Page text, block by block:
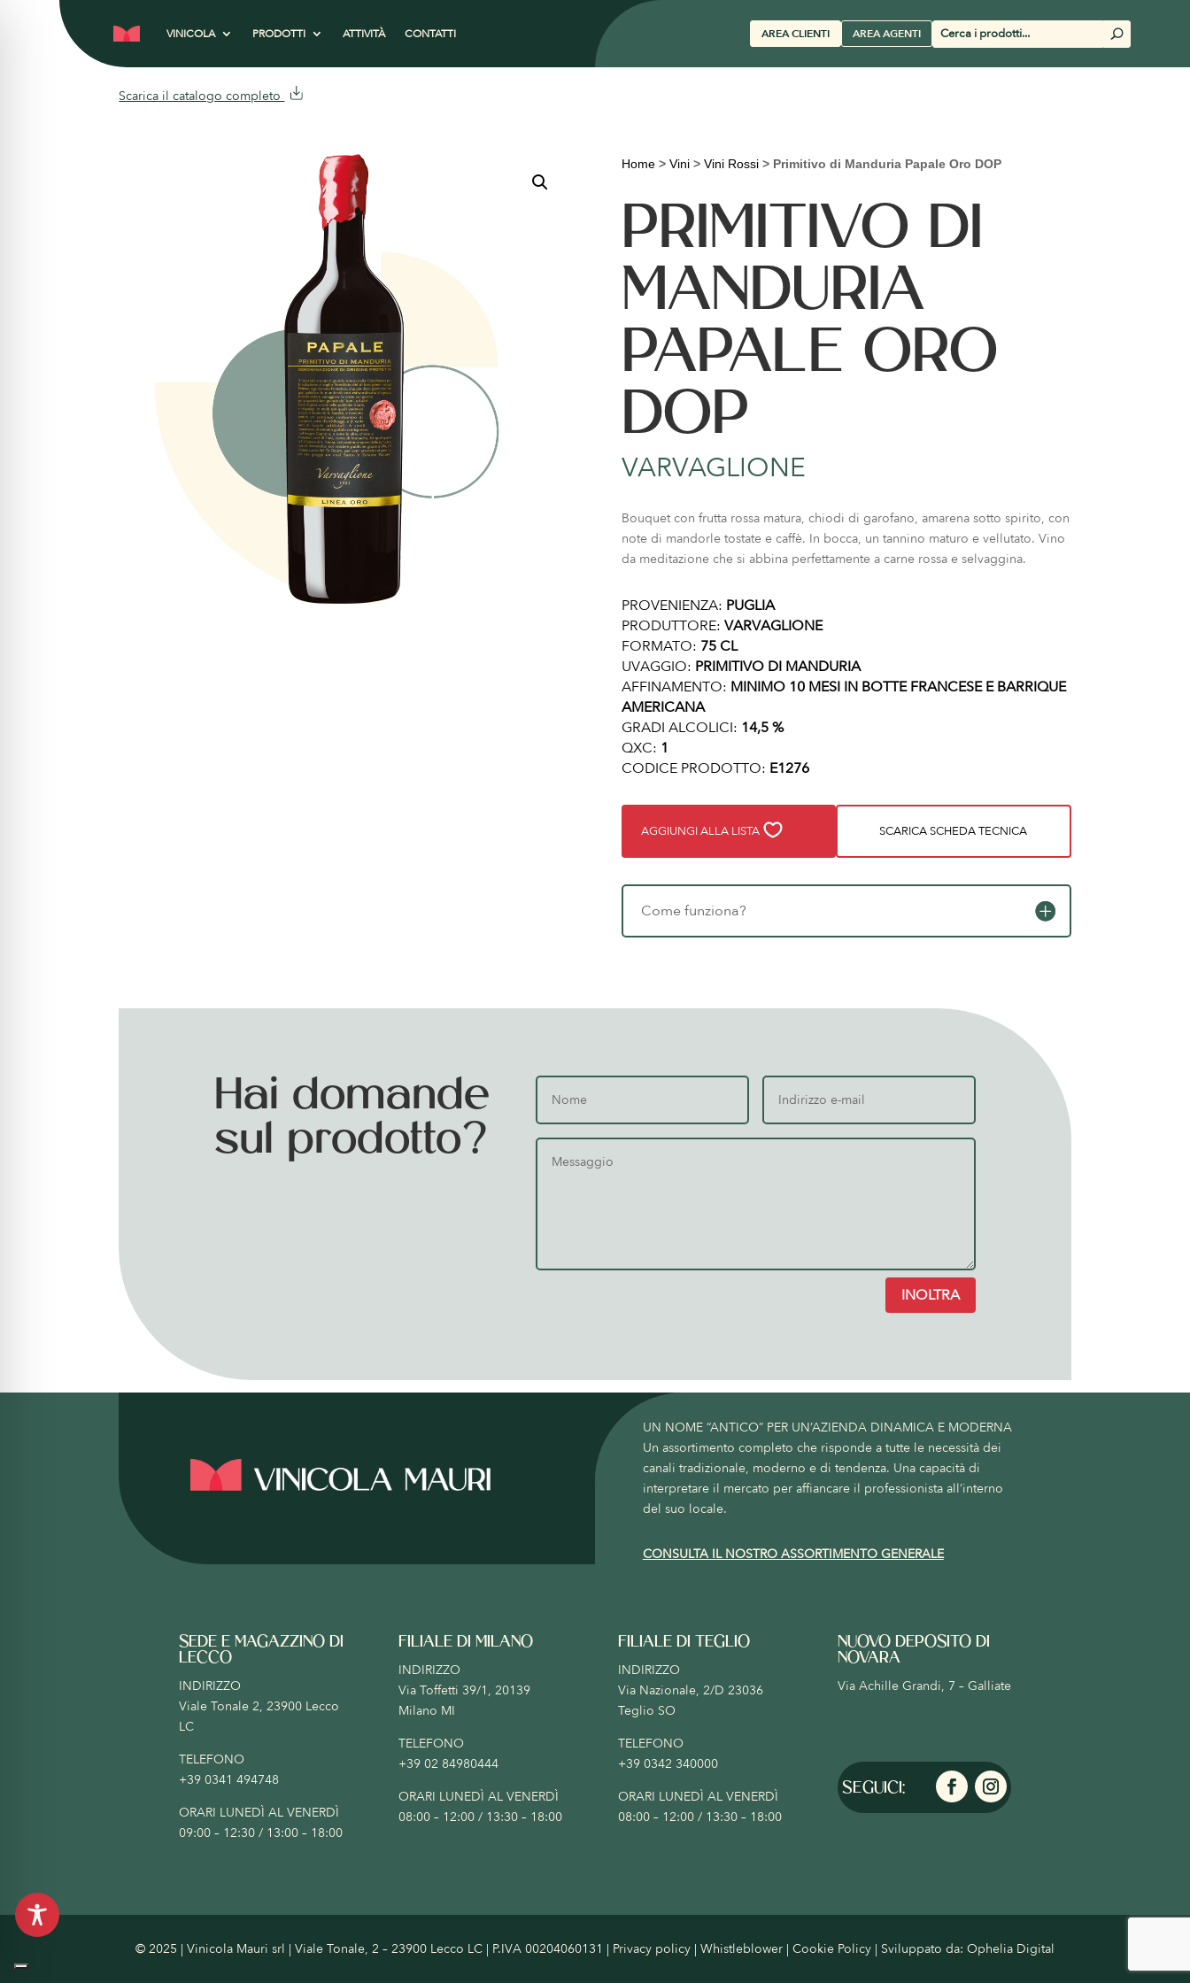
VINICOLA PRODOTTI ATTIVITÀ CONTATTI AREA CLIENTI AREA AGENTI
Cerca
prodotti
U
Scarica il catalogo completo
Home> Vini> Vini Rossi> Primitivo di Manduria Papale Oro DOP
PRIMITIVO DI
MANDURIA
PAPALE ORO
DOP
VARVAGLIONE
Bouquet con frutta rossa matura, chiodi di garofano, amarena sotto spirito, con
note di mandorle tostate e caffè. In bocca, un tannino maturo e vellutato. Vino
da meditazione che si abbina perfettamente a carne rossa e selvaggina.
PROVENIENZA: PUGLIA
PRODUTTORE: VARVAGLIONE
FORMATO: 75 CL
UVAGGIO: PRIMITIVO DI MANDURIA
AFFINAMENTO: MINIMO 10 MESI IN BOTTE FRANCESE E BARRIQUE
AMERICANA
GRADI ALCOLICI: 14,5 %
QXC: 1
CODICE PRODOTTO: E1276
AGGIUNGI ALLA LISTA SCARICA SCHEDA TECNICA
Come funziona?
Hai domande
sul prodotto?
INOLTRA
UN NOME “ANTICO” PER UN’AZIENDA DINAMICA E MODERNA
Un assortimento completo che risponde a tutte le necessità dei
canali tradizionale, moderno e di tendenza. Una capacità di
interpretare il mercato per affiancare il professionista all’interno
del suo locale.
CONSULTA IL NOSTRO ASSORTIMENTO GENERALE
SEDE E MAGAZZINO DI
LECCO
INDIRIZZO
Viale Tonale 2, 23900 Lecco
LC
TELEFONO
+39 0341 494748
ORARI LUNEDÌ AL VENERDÌ
09:00 – 12:30 / 13:00 – 18:00
FILIALE DI MILANO
INDIRIZZO
Via Toffetti 39/1, 20139
Milano MI
TELEFONO
+39 02 84980444
ORARI LUNEDÌ AL VENERDÌ
08:00 – 12:00 / 13:30 – 18:00
FILIALE DI TEGLIO
INDIRIZZO
Via Nazionale, 2/D 23036
Teglio SO
TELEFONO
+39 0342 340000
ORARI LUNEDÌ AL VENERDÌ
08:00 – 12:00 / 13:30 – 18:00
NUOVO DEPOSITO DI
NOVARA
Via Achille Grandi, 7 – Galliate
© 2025 | Vinicola Mauri srl | Viale Tonale, 2 – 23900 Lecco LC | P.IVA 00204060131 | Privacy policy | Whistleblower | Cookie Policy | Sviluppato da: Ophelia Digital